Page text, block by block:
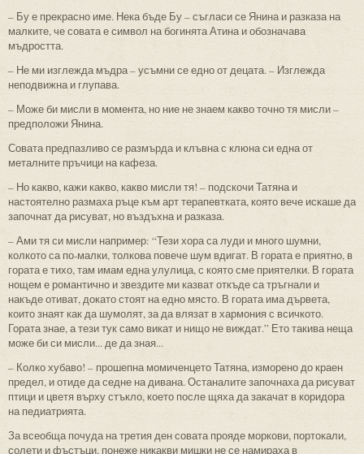
– Бу е прекрасно име. Нека бъде Бу – съгласи се Янина и разказа на
малките, че совата е символ на богинята Атина и обозначава
мъдростта.
– Не ми изглежда мъдра – усъмни се едно от децата. – Изглежда
неподвижна и глупава.
– Може би мисли в момента, но ние не знаем какво точно тя мисли –
предположи Янина.
Совата предпазливо се размърда и клъвна с клюна си една от
металните пръчици на кафеза.
– Но какво, кажи какво, какво мисли тя! – подскочи Татяна и
настоятелно размаха ръце към арт терапевтката, която вече искаше да
започнат да рисуват, но въздъхна и разказа.
– Ами тя си мисли например: “Тези хора са луди и много шумни,
колкото са по-малки, толкова повече шум вдигат. В гората е приятно, в
гората е тихо, там имам една улулица, с която сме приятелки. В гората
нощем е романтично и звездите ми казват откъде са тръгнали и
накъде отиват, докато стоят на едно място. В гората има дървета,
които знаят как да шумолят, за да влязат в хармония с всичкото.
Гората знае, а тези тук само викат и нищо не виждат.” Ето такива неща
може би си мисли... де да зная...
– Колко хубаво! – прошепна момиченцето Татяна, изморено до краен
предел, и отиде да седне на дивана. Останалите започнаха да рисуват
птици и цветя върху стъкло, което после щяха да закачат в коридора
на педиатрията.
За всеобща почуда на третия ден совата прояде моркови, портокали,
солети и фъстъци, понеже никакви мишки не се намираха в